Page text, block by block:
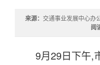
来源： 交通事业发展中心办
阅
9月29日下午,